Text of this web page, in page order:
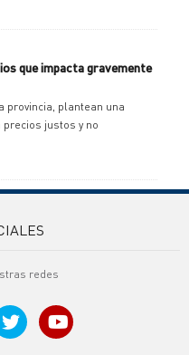
que impacta gravemente
provincia, plantean una
justos y no
redes